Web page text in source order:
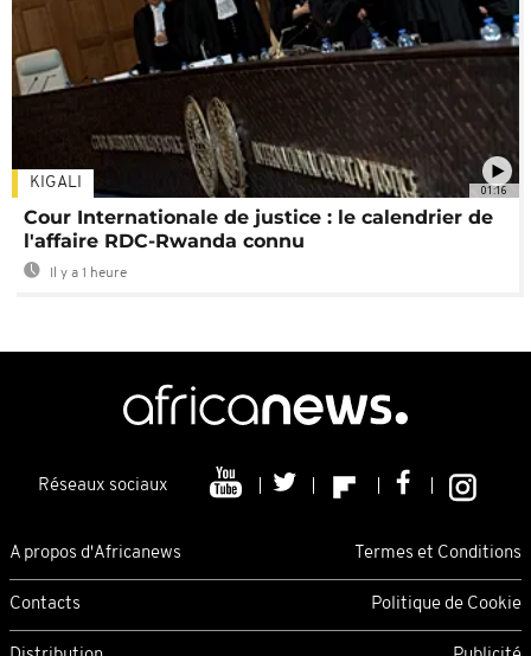
01:16
KIGALI
Cour Internationale de justice : le calendrier de
l'affaire RDC-Rwanda connu
Il y a 1 heure
Réseaux sociaux
A propos d'Africanews Termes et Conditions
Contacts Politique de Cookie